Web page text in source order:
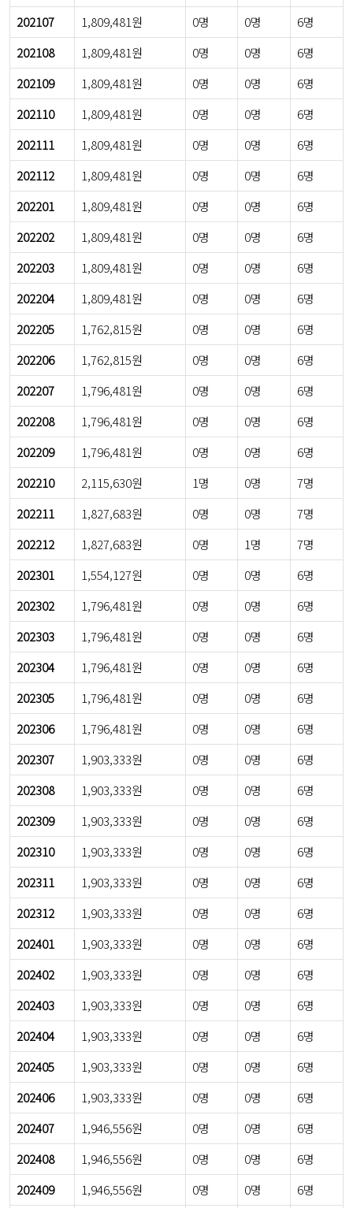
202107
1,809,481원 0명 0명
6명
202108
1,809,481원 0명 0명
6명
202109
1,809,481원 0명 0명
6명
202110
1,809,481원 0명 0명
6명
202111
1,809,481원 0명 0명
6명
202112
1,809,481원 0명 0명
6명
202201
1,809,481원 0명 0명
6명
202202
1,809,481원 0명 0명
6명
202203
1,809,481원 0명 0명
6명
202204
1,809,481원 0명 0명
6명
202205
1,762,815원 0명 0명
6명
202206
1,762,815원 0명 0명
6명
202207
1,796,481원 0명 0명
6명
202208
1,796,481원 0명 0명
6명
202209
1,796,481원 0명 0명
6명
202210
2,115,630원 1명 0명
7명
202211
1,827,683원 0명 0명
7명
202212
1,827,683원 0명 1명
7명
202301
1,554,127원 0명 0명
6명
202302
1,796,481원 0명 0명
6명
202303
1,796,481원 0명 0명
6명
202304
1,796,481원 0명 0명
6명
202305
1,796,481원 0명 0명
6명
202306
1,796,481원 0명 0명
6명
202307
1,903,333원 0명 0명
6명
202308
1,903,333원 0명 0명
6명
202309
1,903,333원 0명 0명
6명
202310
1,903,333원 0명 0명
6명
202311
1,903,333원 0명 0명
6명
202312
1,903,333원 0명 0명
6명
202401
1,903,333원 0명 0명
6명
202402
1,903,333원 0명 0명
6명
202403
1,903,333원 0명 0명
6명
202404
1,903,333원 0명 0명
6명
202405
1,903,333원 0명 0명
6명
202406
1,903,333원 0명 0명
6명
202407
1,946,556원 0명 0명
6명
202408
1,946,556원 0명 0명
6명
202409
1,946,556원 0명 0명 6명